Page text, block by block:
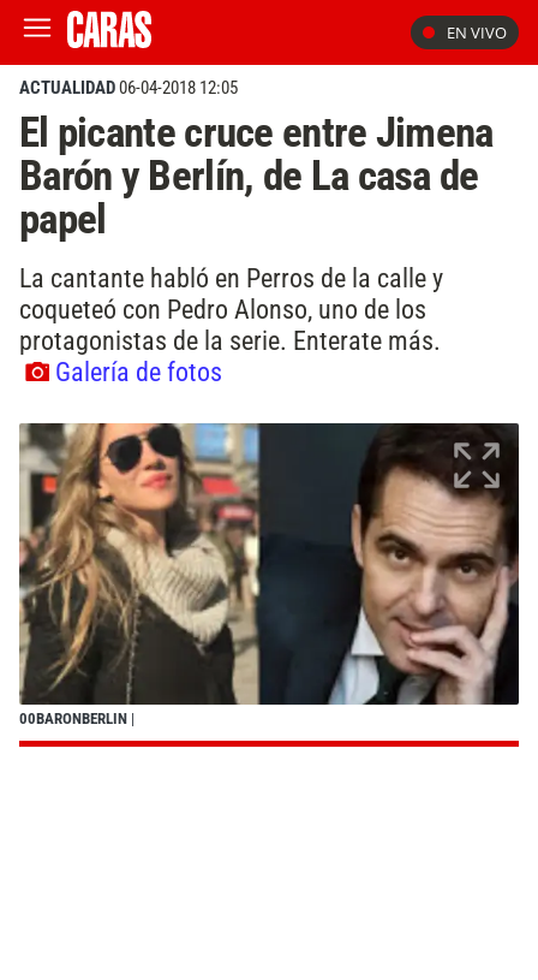
EN VIVO
ACTUALIDAD06-04-2018 12:05
El picante cruce entre Jimena
Barón y Berlín, de La casa de
papel
La cantante habló en Perros de la calle y
coqueteó con Pedro Alonso, uno de los
protagonistas de la serie. Enterate más.
Galería de fotos
00BARONBERLIN |